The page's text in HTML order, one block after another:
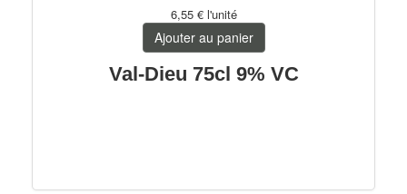
6,55 € l'unité
Ajouter au panier
Val-Dieu 75cl 9% VC